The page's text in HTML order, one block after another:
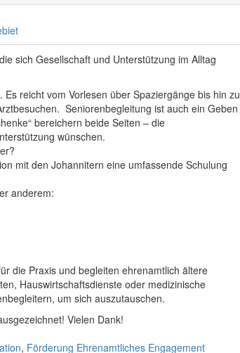
sich Gesellschaft und Unterstützung im Alltag
reicht vom Vorlesen über Spaziergänge bis hin zu
Seniorenbegleitung ist auch ein Geben
bereichern beide Seiten – die
wünschen.
mit den Johannitern eine umfassende Schulung
anderem:
die Praxis und begleiten ehrenamtlich ältere
Hauswirtschaftsdienste oder medizinische
um sich auszutauschen.
Vielen Dank!
, Förderung Ehrenamtliches Engagement